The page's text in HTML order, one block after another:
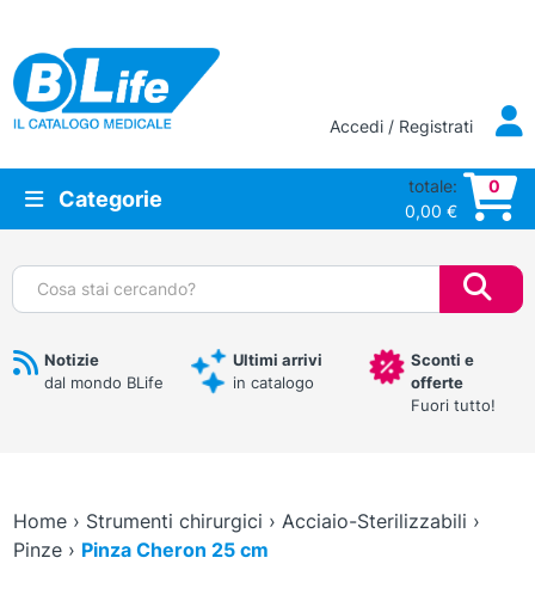
Vai al contenuto principale
Accedi / Registrati
Categorie
totale:
0,00 €
0
Cerca:
Notizie
dal mondo BLife
Ultimi arrivi
in catalogo
Sconti e
offerte
Fuori tutto!
Home› Strumenti chirurgici › Acciaio-Sterilizzabili ›
Pinze› Pinza Cheron 25 cm